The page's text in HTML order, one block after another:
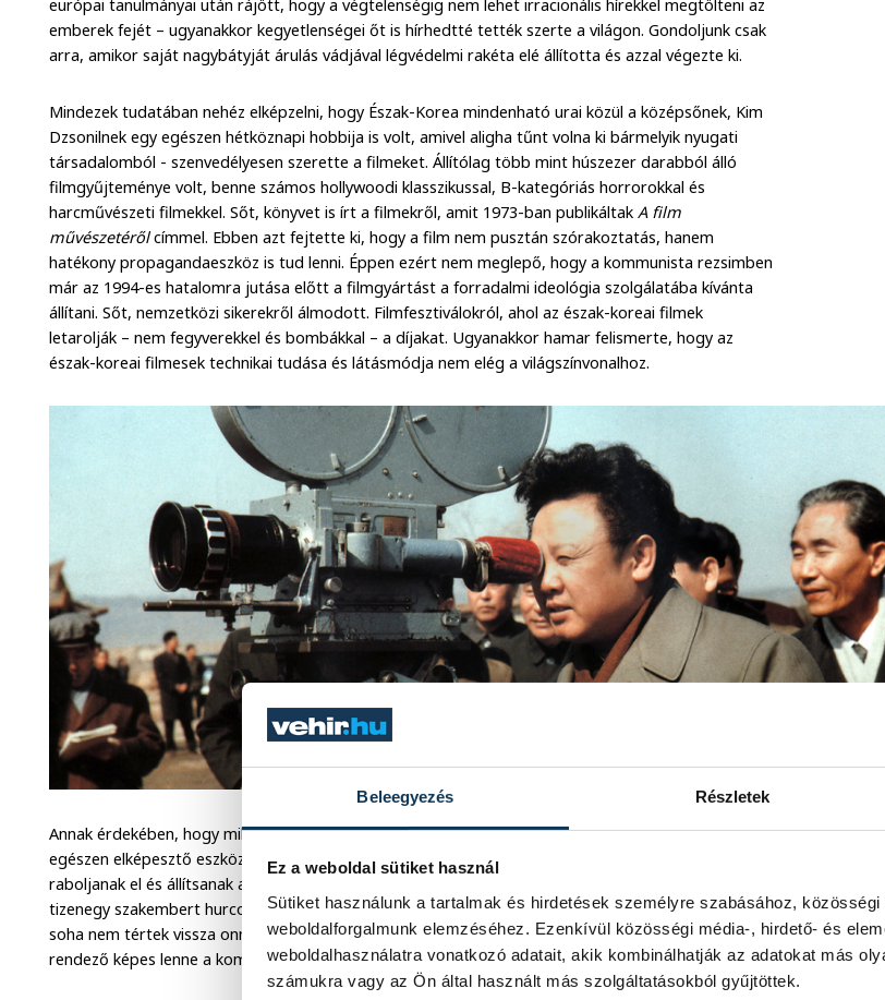
Beleegyezés Részletek
Ez a weboldal sütiket használ
Sütiket használunk a tartalmak és hirdetések személyre szabásához,
weboldalforgalmunk elemzéséhez. Ezenkívül közösségi média-, hirdető- és
weboldalhasználatra vonatkozó adatait, akik kombinálhatják az adatokat más
számukra vagy az Ön által használt más szolgáltatásokból gyűjtöttek.
európai tanulmányai után rájött, hogy a végtelenségig nem lehet irracionális hírekkel megtölteni az
emberek fejét – ugyanakkor kegyetlenségei őt is hírhedtté tették szerte a világon. Gondoljunk csak
arra, amikor saját nagybátyját árulás vádjával légvédelmi rakéta elé állította és azzal végezte ki.
Mindezek tudatában nehéz elképzelni, hogy Észak-Korea mindenható urai közül a középsőnek, Kim
Dzsonilnek egy egészen hétköznapi hobbija is volt, amivel aligha tűnt volna ki bármelyik nyugati
társadalomból - szenvedélyesen szerette a filmeket. Állítólag több mint húszezer darabból álló
filmgyűjteménye volt, benne számos hollywoodi klasszikussal, B-kategóriás horrorokkal és
harcművészeti filmekkel. Sőt, könyvet is írt a filmekről, amit 1973-ban publikáltakA film
művészetérőlcímmel. Ebben azt fejtette ki, hogy a film nem pusztán szórakoztatás, hanem
hatékony propagandaeszköz is tud lenni. Éppen ezért nem meglepő, hogy a kommunista rezsimben
már az 1994-es hatalomra jutása előtt a filmgyártást a forradalmi ideológia szolgálatába kívánta
állítani. Sőt, nemzetközi sikerekről álmodott. Filmfesztiválokról, ahol az észak-koreai filmek
letarolják – nem fegyverekkel és bombákkal – a díjakat. Ugyanakkor hamar felismerte, hogy az
észak-koreai filmesek technikai tudása és látásmódja nem elég a világszínvonalhoz.
Annak érdekében, hogy mihamarabb felzárkózzanak a nemzetközi filmvilághoz, Kim Dzsongil
egészen elképesztő eszközhöz folyamodott. Elrendelte, hogy dél-koreai és japán filmeseket
raboljanak el és állítsanak az észak-koreai filmgyártás felvirágoztatásának szolgálatába. Legalább
tizenegy szakembert hurcoltak Észak-Koreába a hetvenes és nyolcvanas években, közülük többen
soha nem tértek vissza onnan. Kim meggyőződése az volt, hogy egy megfelelően "átnevelt"
rendező képes lenne a kommunista eszméket népszerűsítő, egyben látványos filmeket készíteni.